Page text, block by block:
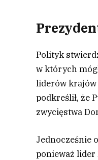
Polityk
w których
liderów krajów
podkreślił, że
zwycięstwa
Jednocześnie
ponieważ lider